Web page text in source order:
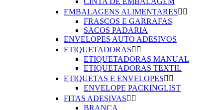
EMBALAGENS ALIMENTARES 
FRASCOS E GARRAFAS
SACOS PADARIA
ENVELOPES AUTO ADESIVOS
ETIQUETADORAS 
ETIQUETADORAS MANUAL
ETIQUETADORAS TEXTIL
ETIQUETAS E ENVELOPES 
ENVELOPE PACKINGLIST
FITAS ADESIVAS 
BRANCA